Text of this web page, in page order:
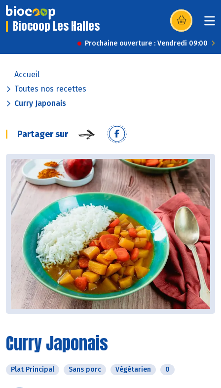
Biocoop Les Halles (s’ouvre dans
Prochaine ouverture : Vendredi 09:00
Accueil
Toutes nos recettes
Curry Japonais
Partager sur
Curry Japonais
Plat Principal Sans porc Végétarien 0